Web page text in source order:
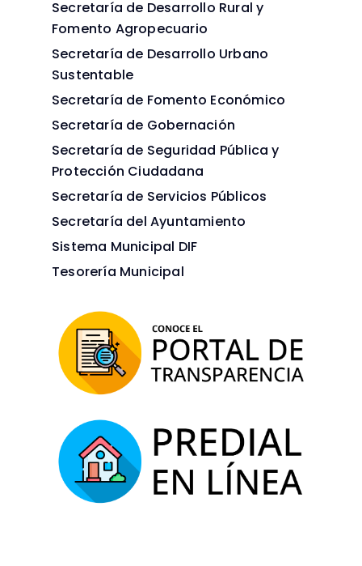
Secretaría de Desarrollo Rural y
Fomento Agropecuario
Secretaría de Desarrollo Urbano
Sustentable
Secretaría de Fomento Económico
Secretaría de Gobernación
Secretaría de Seguridad Pública y
Protección Ciudadana
Secretaría de Servicios Públicos
Secretaría del Ayuntamiento
Sistema Municipal DIF
Tesorería Municipal